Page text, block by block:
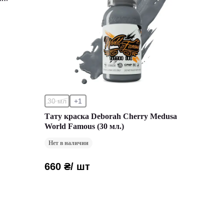
30 мл +1
Тату краска Deborah Cherry Medusa
World Famous (30 мл.)
Нет в наличии
660 ₴/ шт